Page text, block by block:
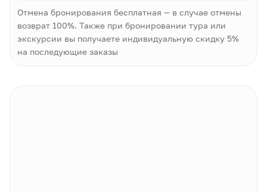
Отмена бронирования бесплатная — в случае отмены
возврат 100%. Также при бронировании тура или
экскурсии вы получаете индивидуальную скидку 5%
на последующие заказы